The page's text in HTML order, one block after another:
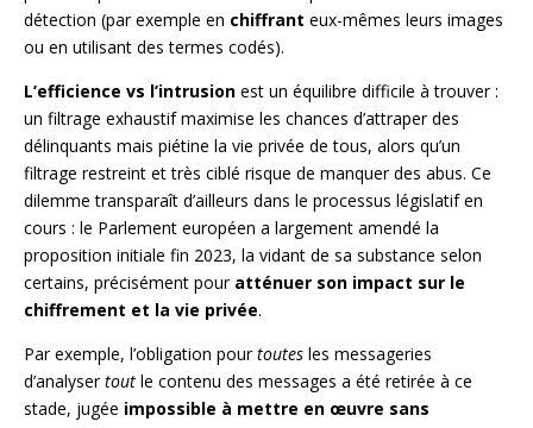
détection (par exemple en chiffrant eux-mêmes leurs images
ou en utilisant des termes codés).
L’efficience vs l’intrusion est un équilibre difficile à trouver :
un filtrage exhaustif maximise les chances d’attraper des
délinquants mais piétine la vie privée de tous, alors qu’un
filtrage restreint et très ciblé risque de manquer des abus. Ce
dilemme transparaît d’ailleurs dans le processus législatif en
cours : le Parlement européen a largement amendé la
proposition initiale fin 2023, la vidant de sa substance selon
certains, précisément pour atténuer son impact sur le
chiffrement et la vie privée.
Par exemple, l’obligation pourtoutes les messageries
d’analysertout le contenu des messages a été retirée à ce
stade, jugée impossible à mettre en œuvre sans